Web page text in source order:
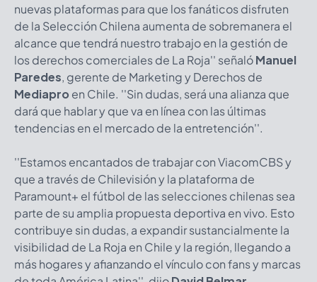
nuevas plataformas para que los fanáticos disfruten
de la Selección Chilena aumenta de sobremanera el
alcance que tendrá nuestro trabajo en la gestión de
los derechos comerciales de La Roja'' señalóManuel
Paredes, gerente de Marketing y Derechos de
Mediapro en Chile. ''Sin dudas, será una alianza que
dará que hablar y que va en línea con las últimas
tendencias en el mercado de la entretención''.
''Estamos encantados de trabajar con ViacomCBS y
que a través de Chilevisión y la plataforma de
Paramount+ el fútbol de las selecciones chilenas sea
parte de su amplia propuesta deportiva en vivo. Esto
contribuye sin dudas, a expandir sustancialmente la
visibilidad de La Roja en Chile y la región, llegando a
más hogares y afianzando el vínculo con fans y marcas